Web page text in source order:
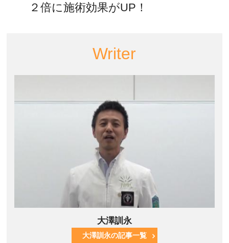
２倍に施術効果がUP！
Writer
大澤訓永
大澤訓永の記事一覧